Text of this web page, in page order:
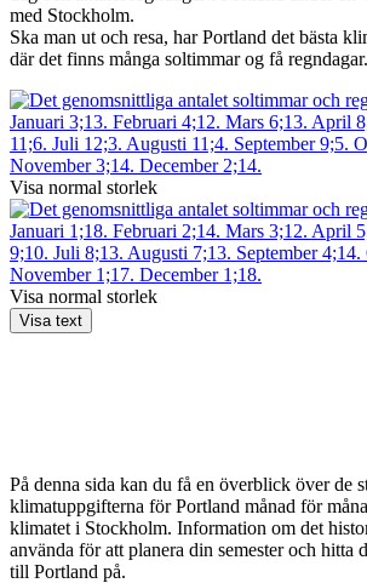
med Stockholm.
Ska man ut och resa, har Portland det bästa
där det finns många soltimmar og få regndagar.
Visa normal storlek
Visa normal storlek
Visa text
På denna sida kan du få en överblick över de
klimatuppgifterna för Portland månad för
klimatet i Stockholm. Information om det
använda för att planera din semester och hitta
till Portland på.